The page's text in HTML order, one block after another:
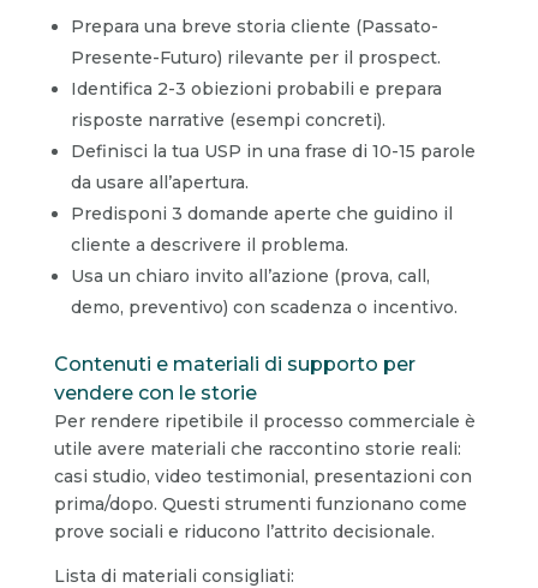
Prepara una breve storia cliente (Passato-
Presente-Futuro) rilevante per il prospect.
Identifica 2-3 obiezioni probabili e prepara
risposte narrative (esempi concreti).
Definisci la tua USP in una frase di 10-15 parole
da usare all’apertura.
Predisponi 3 domande aperte che guidino il
cliente a descrivere il problema.
Usa un chiaro invito all’azione (prova, call,
demo, preventivo) con scadenza o incentivo.
Contenuti e materiali di supporto per
vendere con le storie
Per rendere ripetibile il processo commerciale è
utile avere materiali che raccontino storie reali:
casi studio, video testimonial, presentazioni con
prima/dopo. Questi strumenti funzionano come
prove sociali e riducono l’attrito decisionale.
Lista di materiali consigliati: